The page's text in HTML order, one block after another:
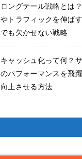
ロングテール戦略とは
やトラフィックを伸ば
でも欠かせない戦略
キャッシュ化って何？
のパフォーマンスを飛
向上させる方法